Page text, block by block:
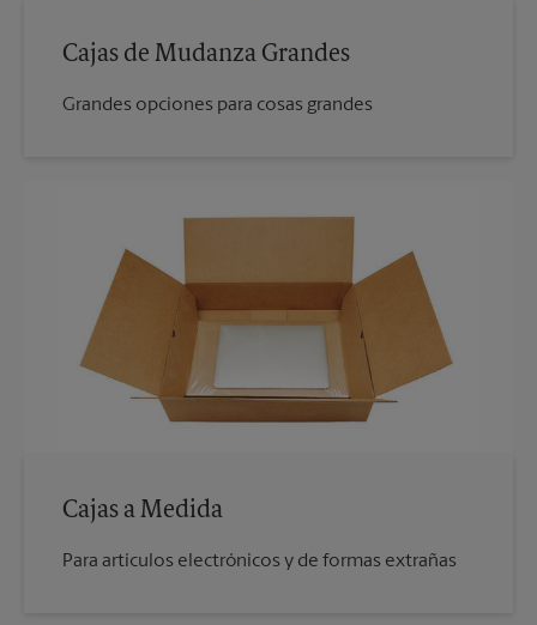
Cajas de Mudanza Grandes
Grandes opciones para cosas grandes
Cajas a Medida
Para artículos electrónicos y de formas extrañas